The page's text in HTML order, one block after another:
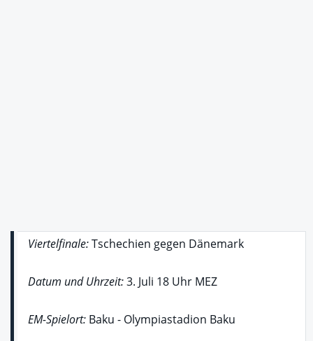
Viertelfinale:Tschechien gegen Dänemark
Datum und Uhrzeit:3. Juli 18 Uhr MEZ
EM-Spielort: Baku - Olympiastadion Baku